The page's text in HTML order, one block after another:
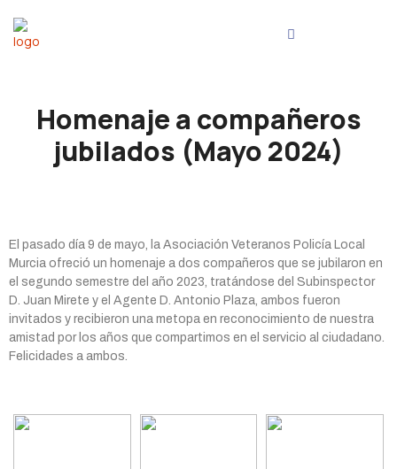
Homenaje a compañeros
jubilados (Mayo 2024)
El pasado día 9 de mayo, la Asociación Veteranos Policía Local
Murcia ofreció un homenaje a dos compañeros que se jubilaron en
el segundo semestre del año 2023, tratándose del Subinspector
D. Juan Mirete y el Agente D. Antonio Plaza, ambos fueron
invitados y recibieron una metopa en reconocimiento de nuestra
amistad por los años que compartimos en el servicio al ciudadano.
Felicidades a ambos.